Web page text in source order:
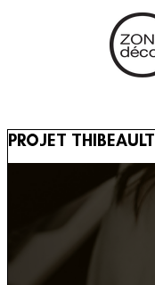
PROJET THIBEAULT